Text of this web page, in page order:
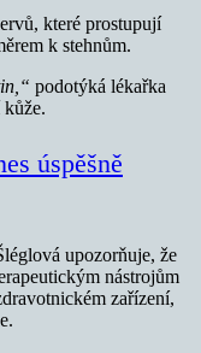
které prostupují
k stehnům.
podotýká lékařka
kůže.
úspěšně
upozorňuje, že
nástrojům
zařízení,